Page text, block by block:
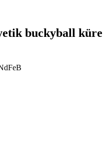
buckyball küre